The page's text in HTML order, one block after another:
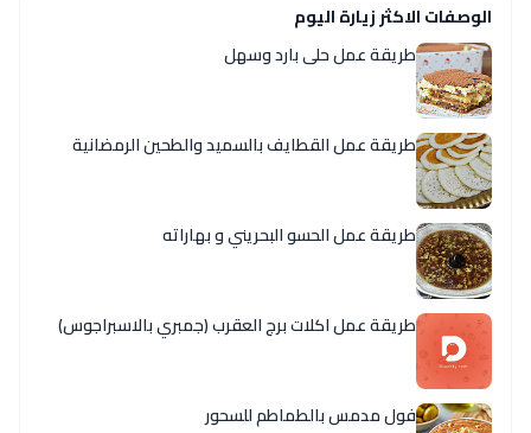
الوصفات الاكثر زيارة اليوم
طريقة عمل حلى بارد وسهل
طريقة عمل القطايف بالسميد والطحين الرمضانية
طريقة عمل الحسو البحريني و بهاراته
طريقة عمل اكلات برج العقرب (جمبري بالاسبراجوس)
فول مدمس بالطماطم للسحور